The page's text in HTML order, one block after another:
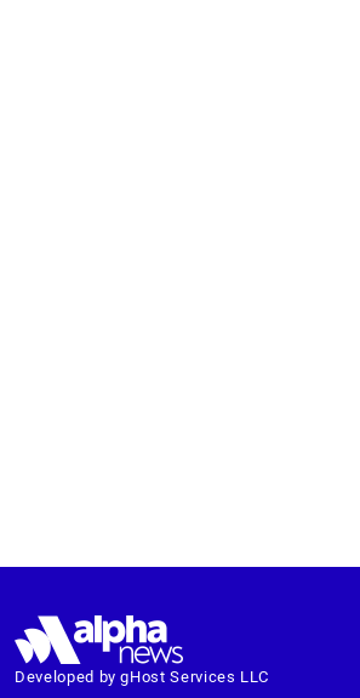
Developed by gHost Services LLC